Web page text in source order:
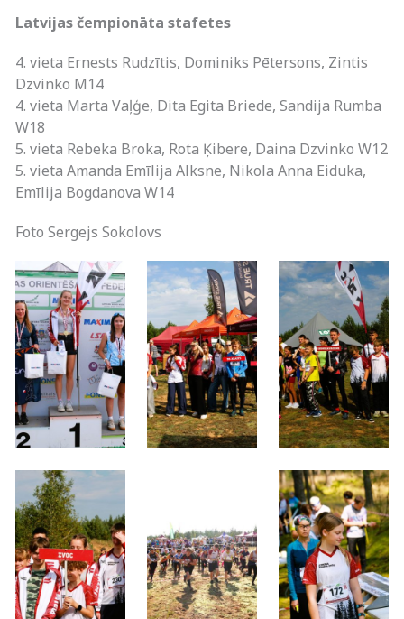
Latvijas čempionāta stafetes
4. vieta Ernests Rudzītis, Dominiks Pētersons, Zintis
Dzvinko M14
4. vieta Marta Vaļģe, Dita Egita Briede, Sandija Rumba
W18
5. vieta Rebeka Broka, Rota Ķibere, Daina Dzvinko W12
5. vieta Amanda Emīlija Alksne, Nikola Anna Eiduka,
Emīlija Bogdanova W14
Foto Sergejs Sokolovs